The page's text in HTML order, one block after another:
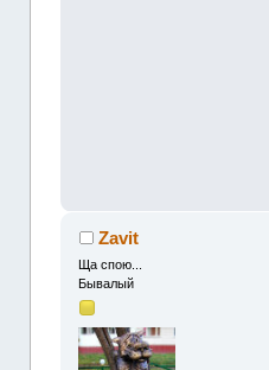
Zavit
Ща спою...
Бывалый